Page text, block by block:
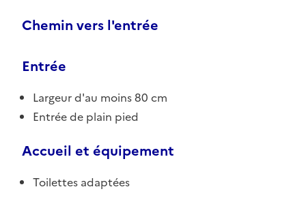
Chemin vers l'entrée
Entrée
Largeur d'au moins 80 cm
Entrée de plain pied
Accueil et équipement
Toilettes adaptées